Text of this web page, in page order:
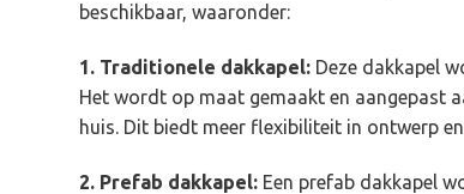
beschikbaar, waaronder:
1. Traditionele dakkapel:Deze dakkapel
Het wordt op maat gemaakt en aangepast
huis. Dit biedt meer flexibiliteit in ontwerp
2. Prefab dakkapel:Een prefab dakkapel